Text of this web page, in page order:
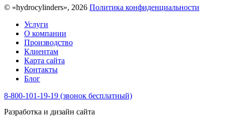
© «hydrocylinders», 2026 Политика конфиденциальности
Услуги
О компании
Производство
Клиентам
Карта сайта
Контакты
Блог
8-800-101-19-19 (звонок бесплатный)
Разработка и дизайн сайта